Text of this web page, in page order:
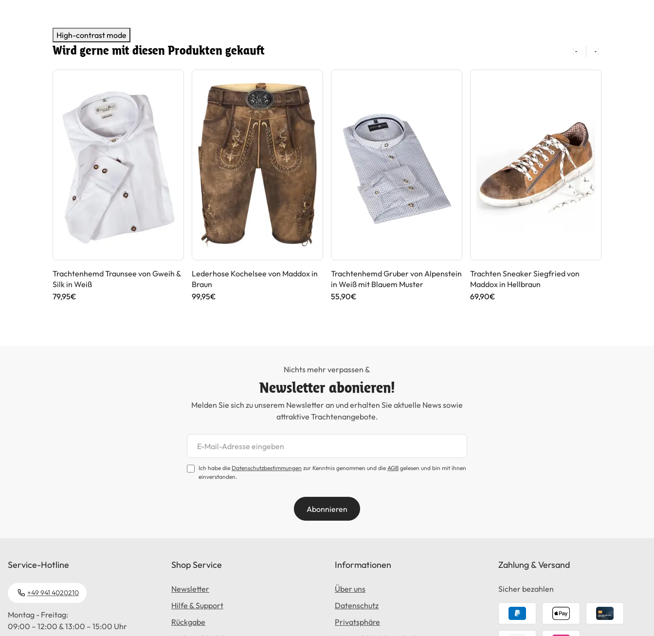
High-contrast mode
Wird gerne mit diesen Produkten gekauft
Trachtenhemd Traunsee von Gweih &
Silk in Weiß
79,95€
Lederhose Kochelsee von Maddox in
Braun
99,95€
Trachtenhemd Gruber von Alpenstein
in Weiß mit Blauem Muster
55,90€
Trachten Sneaker Siegfried von
Maddox in Hellbraun
69,90€
Nichts mehr verpassen &
Newsletter abonieren!
Melden Sie sich zu unserem Newsletter an und erhalten Sie aktuelle News sowie
attraktive Trachtenangebote.
Newsletter abonnieren
Ich habe die Datenschutzbestimmungen zur Kenntnis genommen und die AGB gelesen und bin mit ihnen
einverstanden.
Abonnieren
Service-Hotline
+49 941 4020210
Montag - Freitag:
09:00 – 12:00 & 13:00 – 15:00 Uhr
Shop Service
Newsletter
Hilfe & Support
Rückgabe
Informationen
Über uns
Datenschutz
Privatsphäre
Zahlung & Versand
Sicher bezahlen